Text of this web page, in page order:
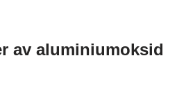
av aluminiumoksid